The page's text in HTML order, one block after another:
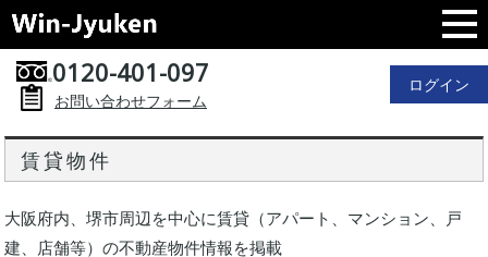
0120-401-097
お問い合わせフォーム
ログイン
賃貸物件
大阪府内、堺市周辺を中心に賃貸（アパート、マンション、戸
建、店舗等）の不動産物件情報を掲載